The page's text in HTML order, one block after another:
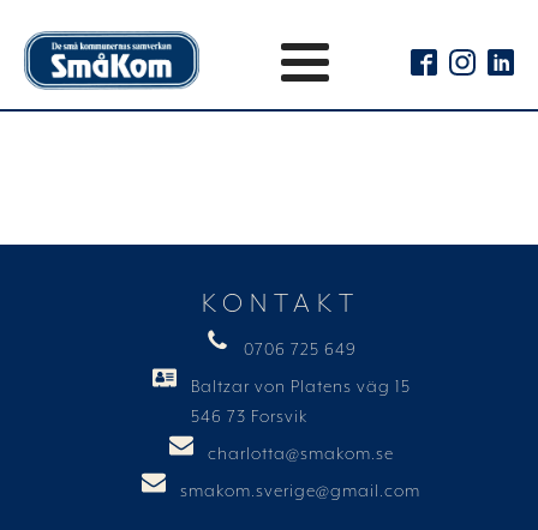
KONTAKT
0706 725 649
Baltzar von Platens väg 15
546 73 Forsvik
charlotta@smakom.se
smakom.sverige@gmail.com